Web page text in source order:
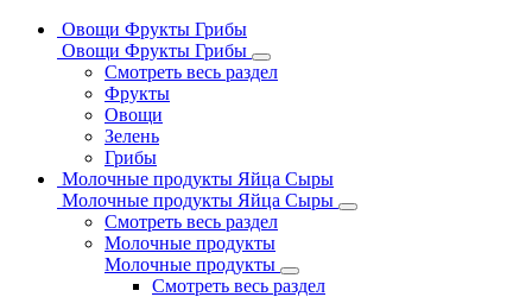
Овощи Фрукты Грибы
Овощи Фрукты Грибы
Смотреть весь раздел
Фрукты
Овощи
Зелень
Грибы
Молочные продукты Яйца Сыры
Молочные продукты Яйца Сыры
Смотреть весь раздел
Молочные продукты
Молочные продукты
Смотреть весь раздел